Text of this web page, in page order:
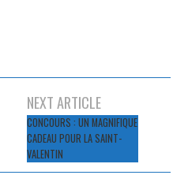
NEXT ARTICLE
CONCOURS : UN MAGNIFIQUE
CADEAU POUR LA SAINT-
VALENTIN